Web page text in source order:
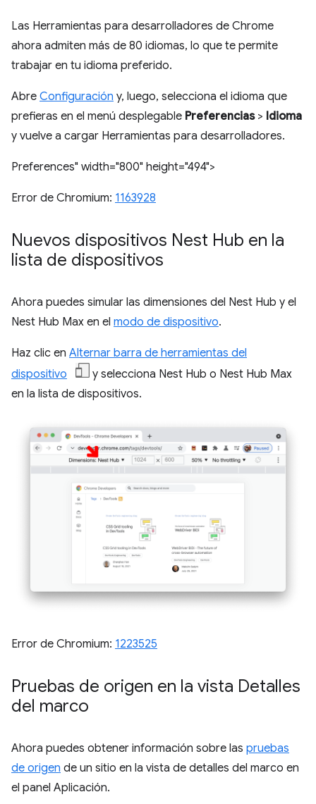
Las Herramientas para desarrolladores de Chrome
ahora admiten más de 80 idiomas, lo que te permite
trabajar en tu idioma preferido.
Abre Configuración y, luego, selecciona el idioma que
prefieras en el menú desplegable Preferencias> Idioma
y vuelve a cargar Herramientas para desarrolladores.
Preferences" width="800" height="494">
Error de Chromium: 1163928
Nuevos dispositivos Nest Hub en la
lista de dispositivos
Ahora puedes simular las dimensiones del Nest Hub y el
Nest Hub Max en el modo de dispositivo.
Haz clic en Alternar barra de herramientas del
dispositivo
y selecciona Nest Hub o Nest Hub Max
en la lista de dispositivos.
Error de Chromium: 1223525
Pruebas de origen en la vista Detalles
del marco
Ahora puedes obtener información sobre las pruebas
de origen de un sitio en la vista de detalles del marco en
el panel Aplicación.